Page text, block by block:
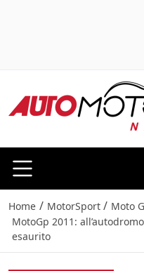
Home / MotorSport / Moto
MotoGp 2011:
esaurito